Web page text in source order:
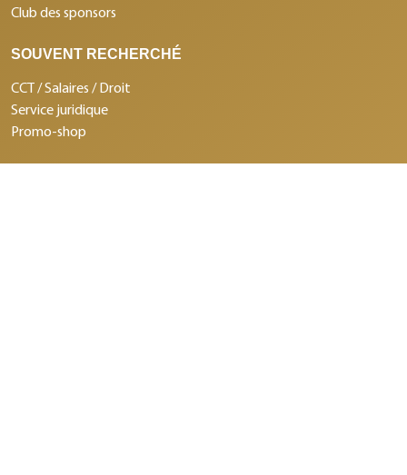
Club des sponsors
SOUVENT RECHERCHÉ
CCT / Salaires / Droit
Service juridique
Promo-shop